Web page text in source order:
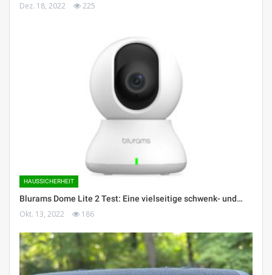
Dez. 18, 2022 225
HAUSSICHERHEIT
Blurams Dome Lite 2 Test: Eine vielseitige schwenk- und…
Okt. 13, 2022 186